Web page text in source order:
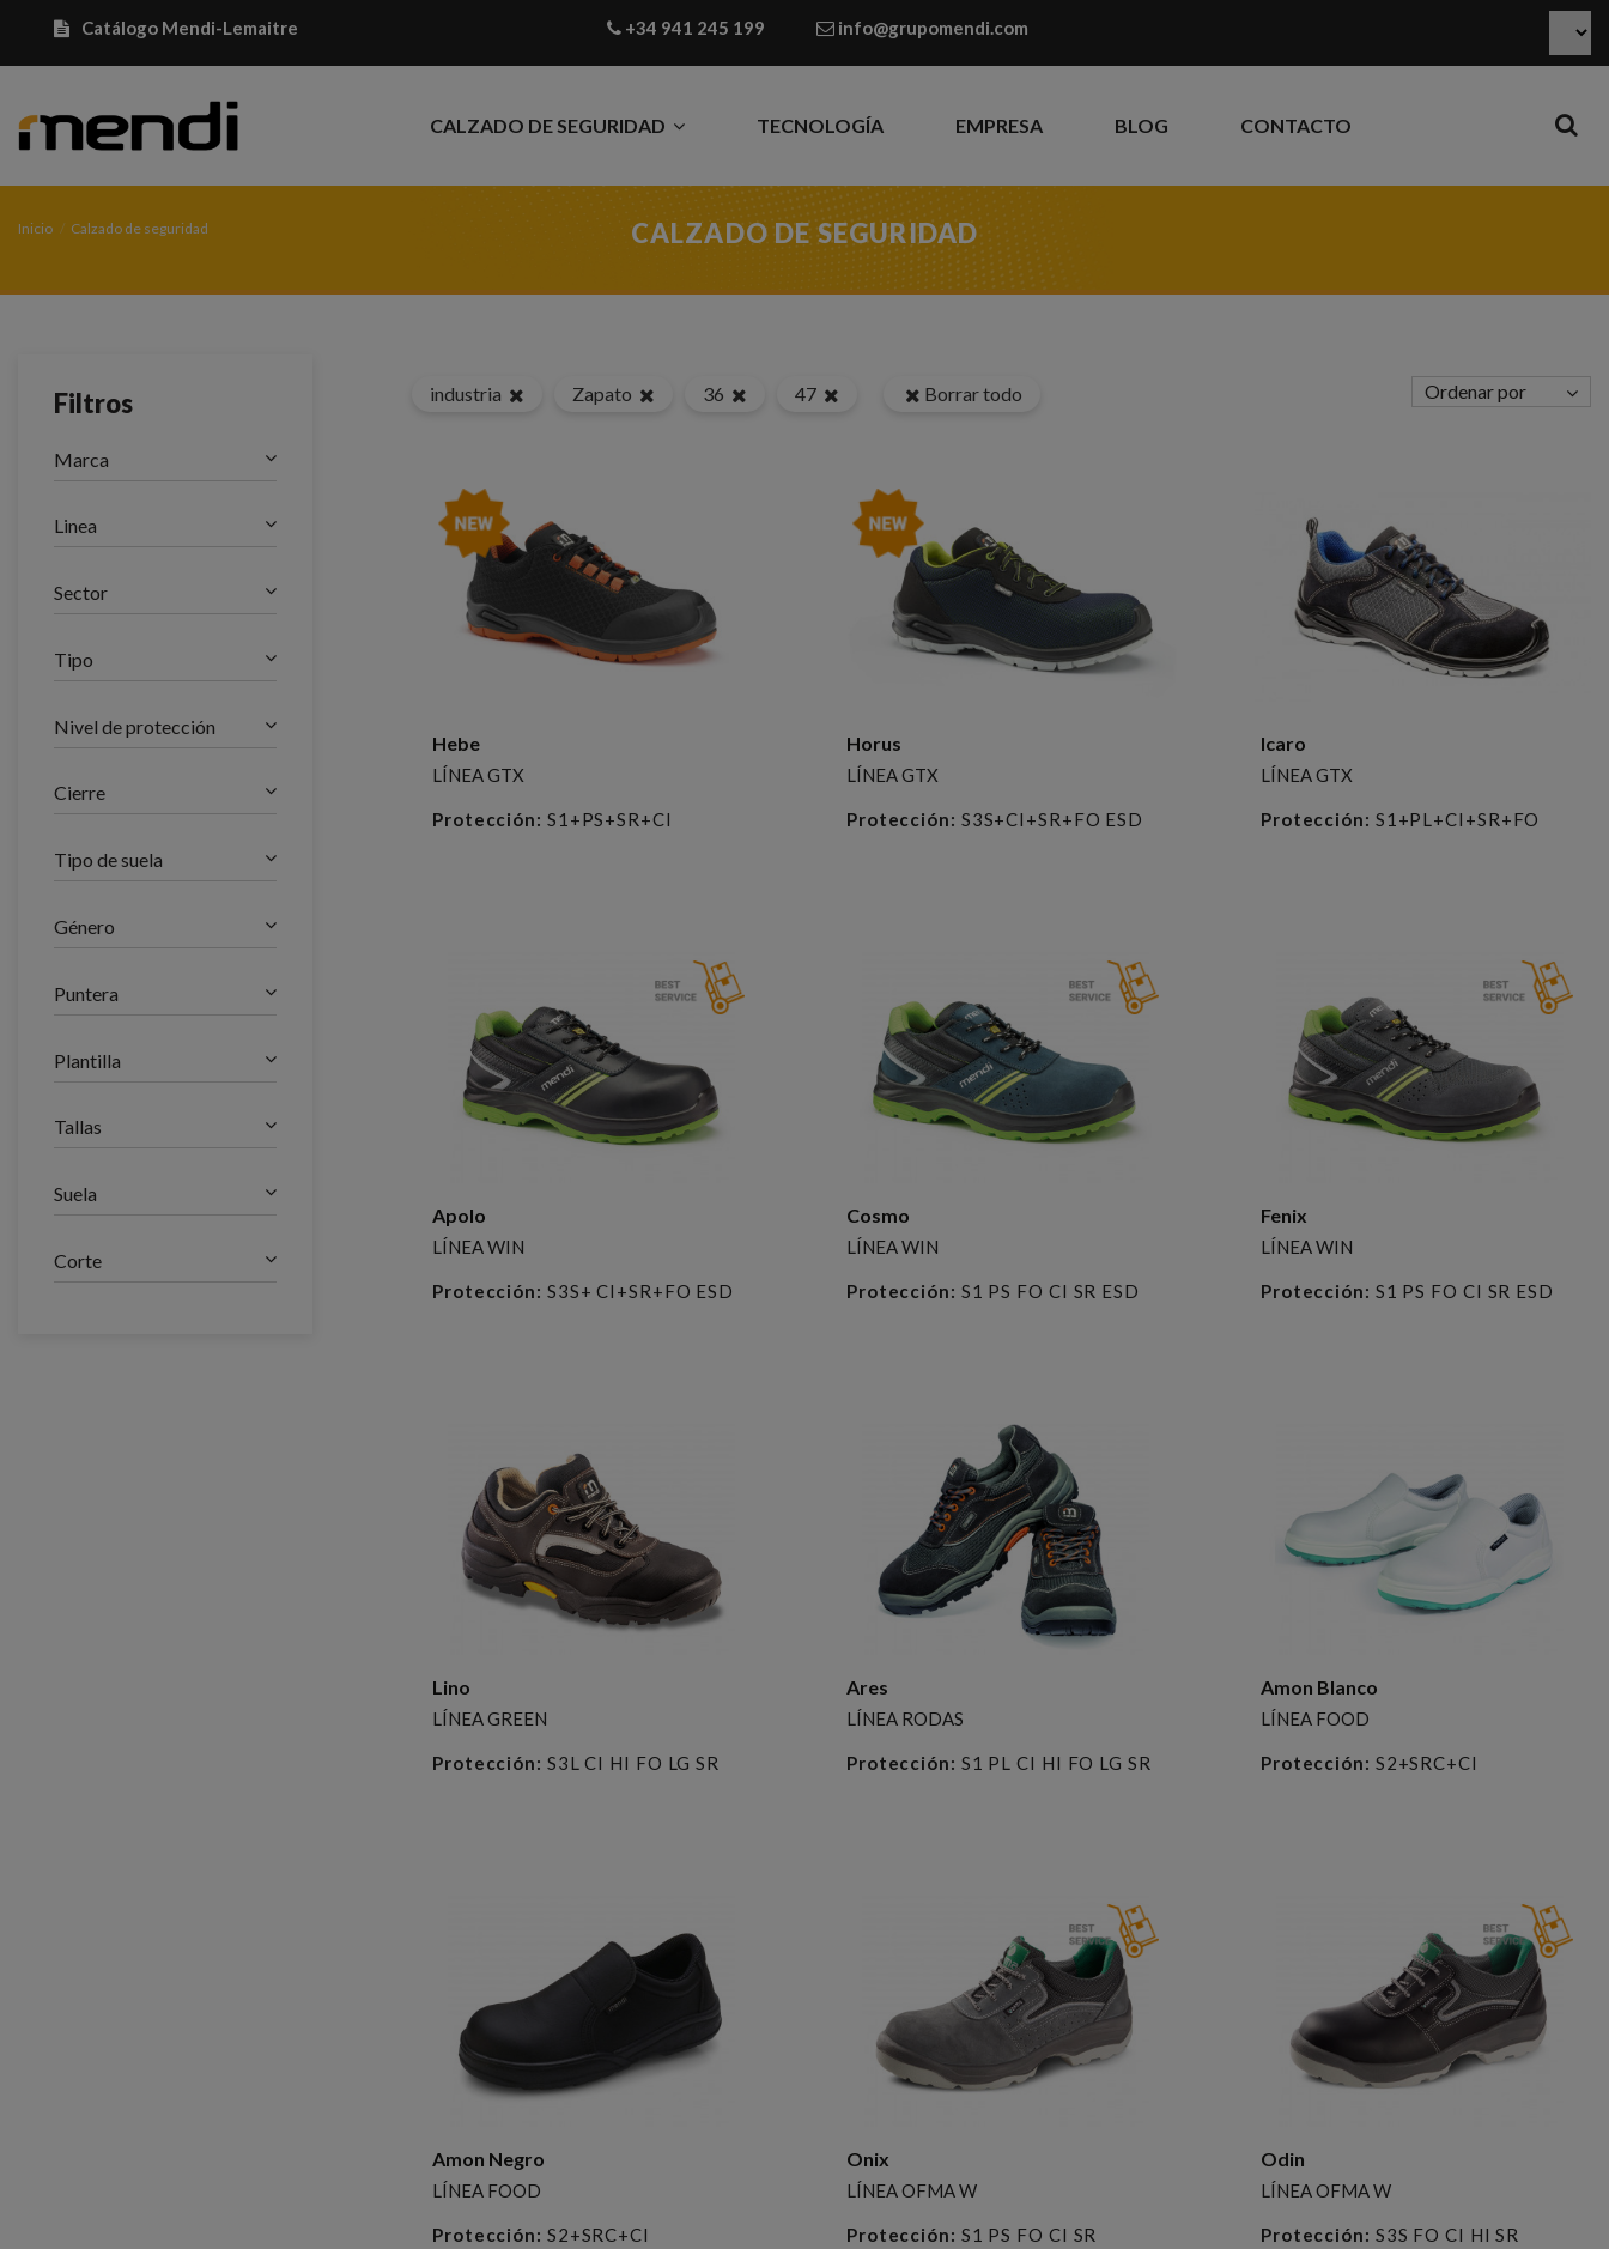
Catálogo Mendi-Lemaitre +34 941 245 199 info@grupomendi.com
CALZADO DE SEGURIDAD TECNOLOGÍA EMPRESA BLOG CONTACTO
Inicio Calzado de seguridad CALZADO DE SEGURIDAD
industria Zapato 36 47 Borrar todo Ordenar por
Hebe
LÍNEA GTX
Protección: S1+PS+SR+CI
Horus
LÍNEA GTX
Protección: S3S+CI+SR+FO ESD
Icaro
LÍNEA GTX
Protección: S1+PL+CI+SR+FO
Apolo
LÍNEA WIN
Protección: S3S+ CI+SR+FO ESD
Cosmo
LÍNEA WIN
Protección: S1 PS FO CI SR ESD
Fenix
LÍNEA WIN
Protección: S1 PS FO CI SR ESD
Lino
LÍNEA GREEN
Protección: S3L CI HI FO LG SR
Ares
LÍNEA RODAS
Protección: S1 PL CI HI FO LG SR
Amon Blanco
LÍNEA FOOD
Protección: S2+SRC+CI
Amon Negro
LÍNEA FOOD
Protección: S2+SRC+CI
Onix
LÍNEA OFMA W
Protección: S1 PS FO CI SR
Odin
LÍNEA OFMA W
Protección: S3S FO CI HI SR
Filtros
Marca
Linea
Sector
Tipo
Nivel de protección
Cierre
Tipo de suela
Género
Puntera
Plantilla
Tallas
Suela
Corte